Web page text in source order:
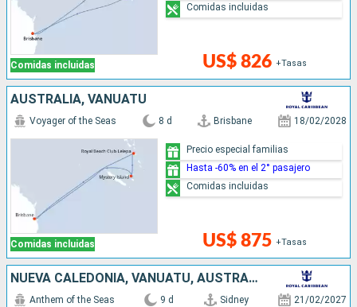
Comidas incluidas US$ 826 +Tasas
Comidas incluidas
AUSTRALIA, VANUATU
Comidas incluidas
Voyager of the Seas 8 d Brisbane 18/02/2028
US$ 875 +Tasas
Precio especial familias
Hasta -60% en el 2° pasajero
Comidas incluidas
NUEVA CALEDONIA, VANUATU, AUSTRALIA
Anthem of the Seas 9 d Sidney 21/02/2027